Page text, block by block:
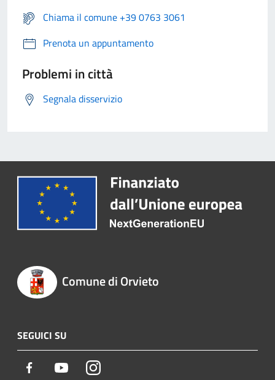
Chiama il comune +39 0763 3061
Prenota un appuntamento
Problemi in città
Segnala disservizio
Comune di Orvieto
SEGUICI SU
Facebook YoutubeInstagram